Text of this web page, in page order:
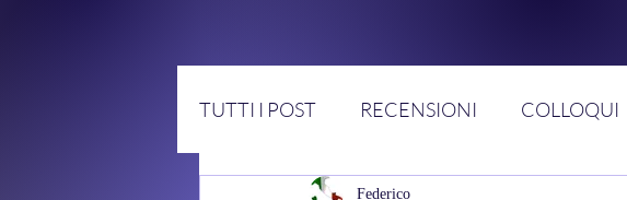
TUTTI I POST RECENSIONI COLLOQUI
Federico